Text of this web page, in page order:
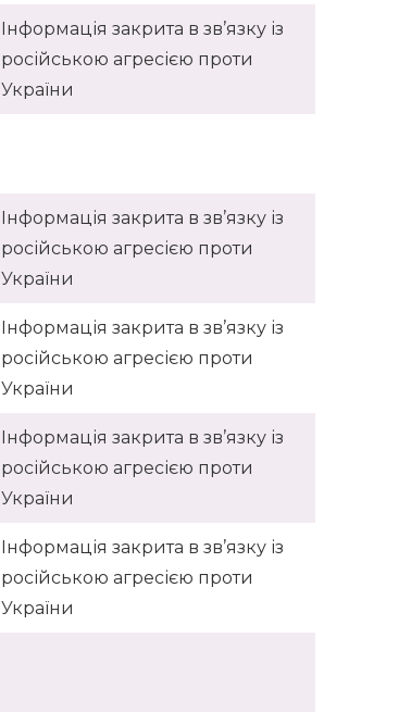
Інформація закрита в зв’язку із
російською агресією проти
України
Інформація закрита в зв’язку із
російською агресією проти
України
Інформація закрита в зв’язку із
російською агресією проти
України
Інформація закрита в зв’язку із
російською агресією проти
України
Інформація закрита в зв’язку із
російською агресією проти
України